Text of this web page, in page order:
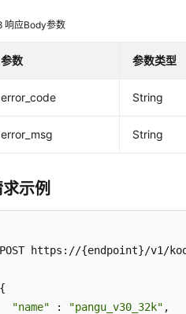
响应Body参数
参数 参数类型
error_code String
error_msg String
示例
POST https://{endpoint}/v1/
{
"name" : "pangu_v30_32k" ,